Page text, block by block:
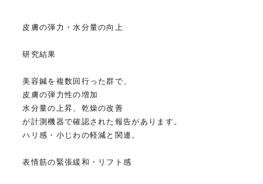
皮膚の弾力・水分量の向上
研究結果
美容鍼を複数回行った群で、
皮膚の弾力性の増加
水分量の上昇、乾燥の改善
が計測機器で確認された報告があります。
ハリ感・小じわの軽減と関連。
表情筋の緊張緩和・リフト感